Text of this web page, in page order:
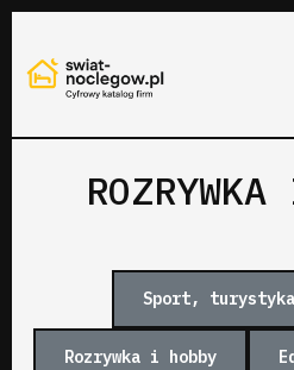
Sport,
Rozrywka i hobby